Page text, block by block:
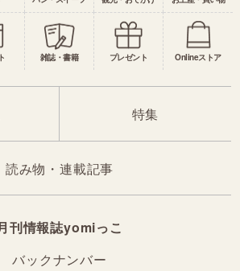
雑誌・書籍 プレゼント Onlineストア
特集
読み物・連載記事
刊情報誌yomiっこ
バックナンバー